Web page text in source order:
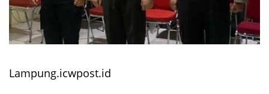
Lampung.icwpost.id